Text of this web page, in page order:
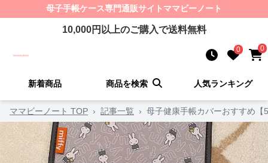
母子手帳ケース専門通販サイト ママビーノート
10,000円以上のご購入で送料無料
0 0
新着商品 商品を検索 人気ランキング
ママビーノート TOP › 記事一覧 › 母子健康手帳カバーおすすめ【